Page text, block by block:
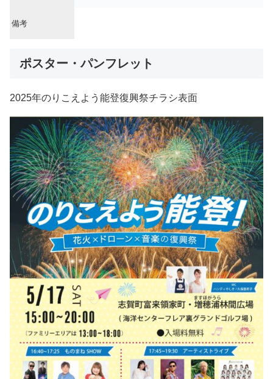
備考
ポスター・パンフレット
2025年のりこえよう能登復興祭チラシ表面